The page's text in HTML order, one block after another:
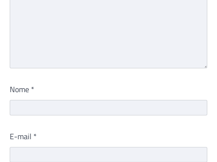
Nome *
E-mail *